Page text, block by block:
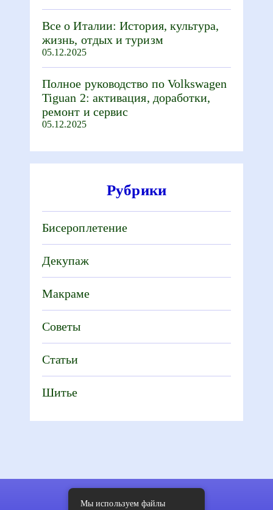
Все о Италии: История, культура,
жизнь, отдых и туризм
05.12.2025
Полное руководство по Volkswagen
Tiguan 2: активация, доработки,
ремонт и сервис
05.12.2025
Рубрики
Бисероплетение
Декупаж
Макраме
Советы
Статьи
Шитье
Мы используем файлы